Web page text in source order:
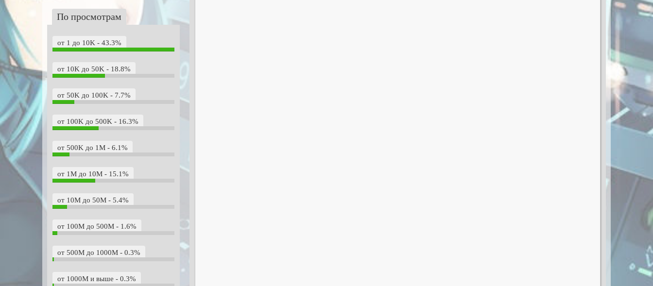
По просмотрам
от 1 до 10K - 43.3%
от 10K до 50K - 18.8%
от 50K до 100K - 7.7%
от 100K до 500K - 16.3%
от 500K до 1M - 6.1%
от 1M до 10M - 15.1%
от 10M до 50M - 5.4%
от 100M до 500M - 1.6%
от 500M до 1000M - 0.3%
от 1000M и выше - 0.3%